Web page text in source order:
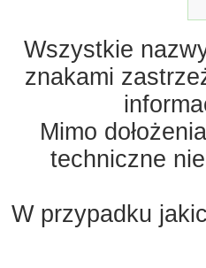
Wszystkie
znakami
Mimo
techniczne
W przypadku